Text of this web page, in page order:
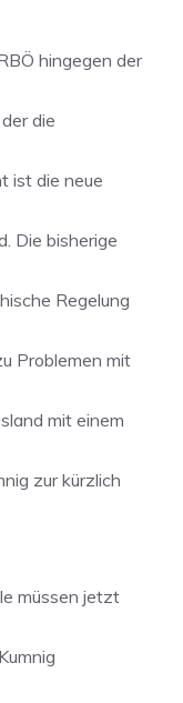
hingegen der
die
ist die neue
Die bisherige
Regelung
Problemen mit
mit einem
zur kürzlich
müssen jetzt